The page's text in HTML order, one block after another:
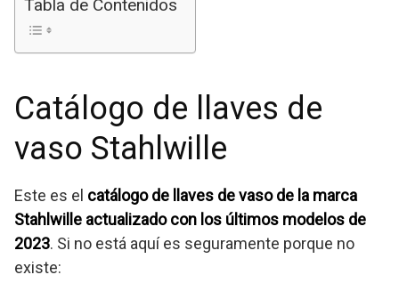
Tabla de Contenidos
Catálogo de llaves de
vaso Stahlwille
Este es el catálogo de llaves de vaso de la marca
Stahlwille actualizado con los últimos modelos de
2023. Si no está aquí es seguramente porque no
existe: